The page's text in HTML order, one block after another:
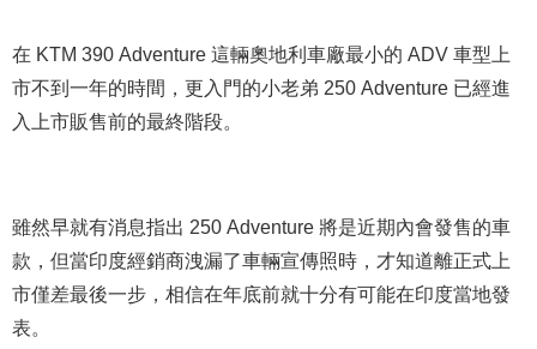
在 KTM 390 Adventure 這輛奧地利車廠最小的 ADV 車型上
市不到一年的時間，更入門的小老弟 250 Adventure 已經進
入上市販售前的最終階段。
雖然早就有消息指出 250 Adventure 將是近期內會發售的車
款，但當印度經銷商洩漏了車輛宣傳照時，才知道離正式上
市僅差最後一步，相信在年底前就十分有可能在印度當地發
表。